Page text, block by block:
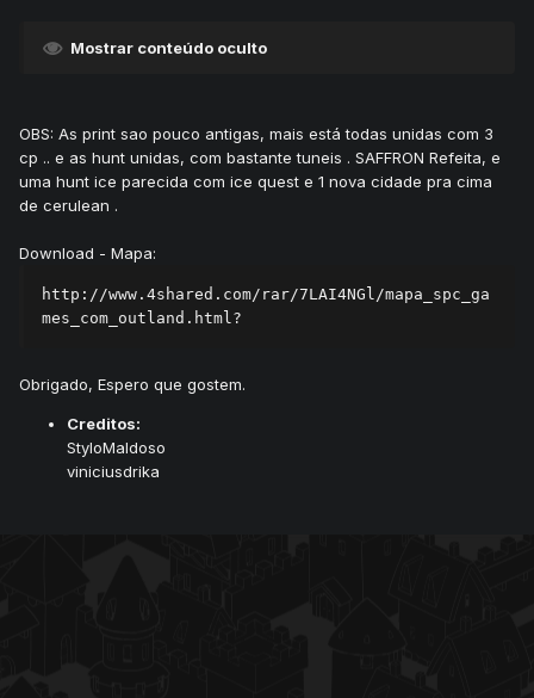
Mostrar conteúdo oculto
OBS: As print sao pouco antigas, mais está todas unidas com 3
cp .. e as hunt unidas, com bastante tuneis . SAFFRON Refeita, e
uma hunt ice parecida com ice quest e 1 nova cidade pra cima
de cerulean .
Download - Mapa:
http://www.4shared.com/rar/7LAI4NGl/mapa_spc_ga
Obrigado, Espero que gostem.
Creditos:
StyloMaldoso
viniciusdrika